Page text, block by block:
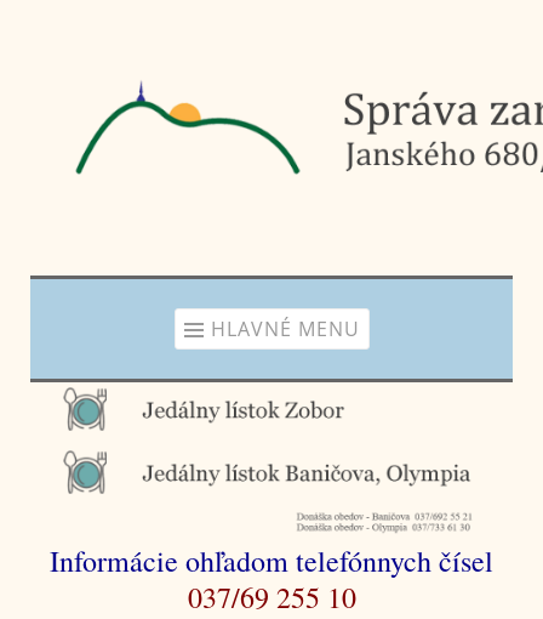
HLAVNÉ MENU
Informácie ohľadom telefónnych čísel
037/69 255 10